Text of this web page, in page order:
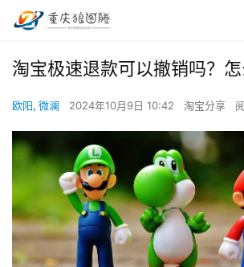
淘宝极速退款可以撤销吗？怎
欧阳, 微澜 2024年10月9日 10:42 淘宝分享